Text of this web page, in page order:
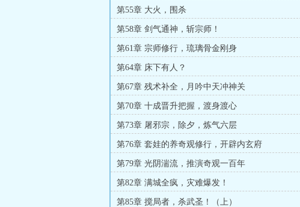
第55章 大火，围杀
第58章 剑气通神，斩宗师！
第61章 宗师修行，琉璃骨金刚身
第64章 床下有人？
第67章 残术补全，月吟中天冲神关
第70章 十成晋升把握，渡身渡心
第73章 屠邪宗，除夕，炼气六层
第76章 套娃的养奇观修行，开辟内玄府
第79章 光阴湍流，推演奇观一百年
第82章 满城全疯，灾难爆发！
第85章 搅局者，杀武圣！（上）